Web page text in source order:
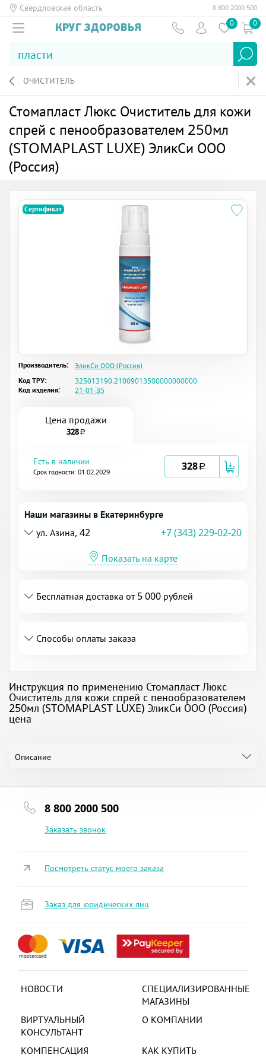
Свердловская область 8 800 2000 500
0 0
ОЧИСТИТЕЛЬ
Стомапласт Люкс Очиститель для кожи
спрей с пенообразователем 250мл
(STOMAPLAST LUXE) ЭликСи ООО
(Россия)
Сертификат
Производитель:
ЭликСи ООО (Россия)
Код ТРУ:
325013190.21009013500000000000
Код изделия:
21-01-35
Цена продажи
328a
Есть в наличии
Срок годности: 01.02.2029 328a
Наши магазины в Екатеринбурге
ул. Азина, 42
+7 (343) 229-02-20
Показать на карте
Бесплатная доставка от 5 000 рублей
Способы оплаты заказа
Инструкция по применению Стомапласт Люкс
Очиститель для кожи спрей с пенообразователем
250мл (STOMAPLAST LUXE) ЭликСи ООО (Россия)
цена
Описание
8 800 2000 500
Заказать звонок
НОВОСТИ
СПЕЦИАЛИЗИРОВАННЫЕ
МАГАЗИНЫ
ВИРТУАЛЬНЫЙ
КОНСУЛЬТАНТ
О КОМПАНИИ
КОМПЕНСАЦИЯ
КАК КУПИТЬ
Посмотреть статус моего заказа
Заказ для юридических лиц